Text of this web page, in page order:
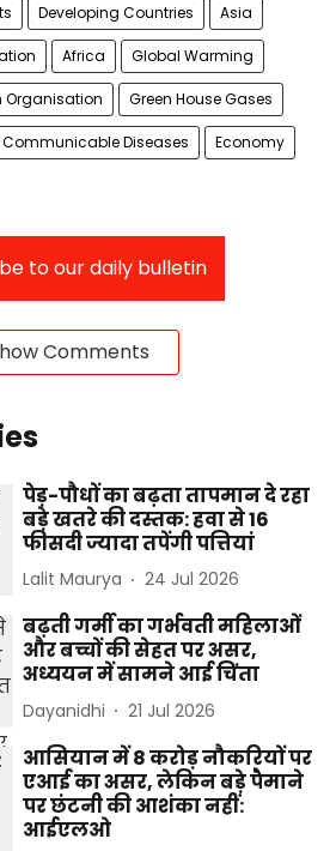
Developing Countries Asia
Africa Global Warming
Organisation Green House Gases
Communicable Diseases Economy
to our daily bulletin
Comments
पेड़-पौधों का बढ़ता तापमान दे रहा
बड़े खतरे की दस्तक: हवा से 16
फीसदी ज्यादा तपेंगी पत्तियां
Lalit Maurya 24 Jul 2026
बढ़ती गर्मी का गर्भवती महिलाओं
और बच्चों की सेहत पर असर,
अध्ययन में सामने आई चिंता
Dayanidhi 21 Jul 2026
आसियान में 8 करोड़ नौकरियों पर
एआई का असर, लेकिन बड़े पैमाने
पर छंटनी की आशंका नहीं:
आईएलओ